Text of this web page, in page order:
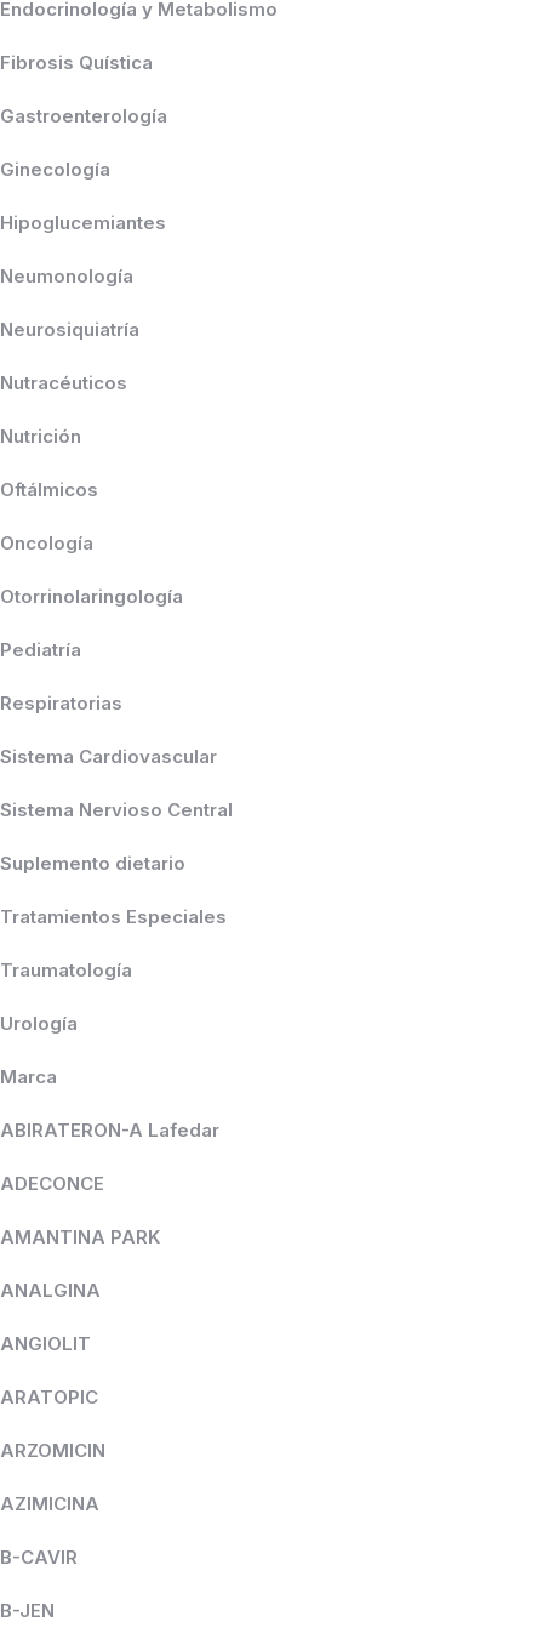
Endocrinología y Metabolismo
Fibrosis Quística
Gastroenterología
Ginecología
Hipoglucemiantes
Neumonología
Neurosiquiatría
Nutracéuticos
Nutrición
Oftálmicos
Oncología
Otorrinolaringología
Pediatría
Respiratorias
Sistema Cardiovascular
Sistema Nervioso Central
Suplemento dietario
Tratamientos Especiales
Traumatología
Urología
Marca
ABIRATERON-A Lafedar
ADECONCE
AMANTINA PARK
ANALGINA
ANGIOLIT
ARATOPIC
ARZOMICIN
AZIMICINA
B-CAVIR
B-JEN